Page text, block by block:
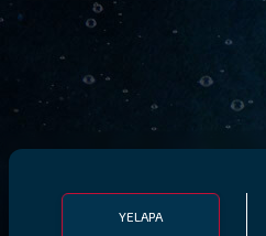
YELAPA